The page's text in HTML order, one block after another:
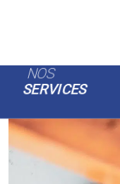
NOS
SERVICES